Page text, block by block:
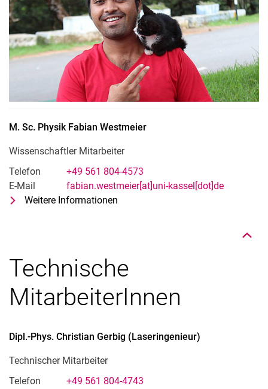
M. Sc. Physik Fabian Westmeier
Wissenschaftler Mitarbeiter
Telefon
+49 561 804-4573
E-Mail
fabian.westmeier[at]uni-kassel[dot]de
Weitere Informationen
Technische
MitarbeiterInnen
Dipl.-Phys. Christian Gerbig (Laseringenieur)
Technischer Mitarbeiter
Telefon
+49 561 804-4743